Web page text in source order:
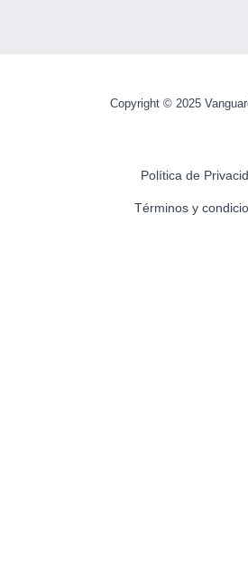
Copyright © 2025
Política de
Términos y